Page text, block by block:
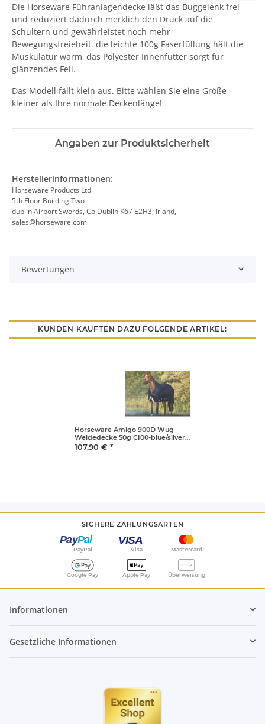
Die Horseware Führanlagendecke läßt das Buggelenk frei
und reduziert dadurch merklich den Druck auf die
Schultern und gewährleistet noch mehr
Bewegungsfreieheit. die leichte 100g Faserfüllung hält die
Muskulatur warm, das Polyester Innenfutter sorgt für
glänzendes Fell.
Das Modell fällt klein aus. Bitte wählen Sie eine Größe
kleiner als Ihre normale Deckenlänge!
Angaben zur Produktsicherheit
Herstellerinformationen:
Horseware Products Ltd
5th Floor Building Two
dublin Airport Swords, Co Dublin K67 E2H3, Irland,
sales@horseware.com
Bewertungen
KUNDEN KAUFTEN DAZU FOLGENDE ARTIKEL:
Horseware Amigo 900D Wug
Weidedecke 50g CI00-blue/silver
130cm
107,90 € *
SICHERE ZAHLUNGSARTEN
PayPal Visa Mastercard
Google Pay Apple Pay Überweisung
Informationen
Gesetzliche Informationen